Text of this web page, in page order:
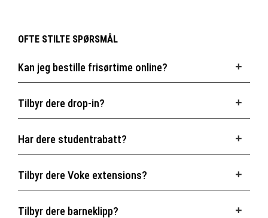
OFTE STILTE SPØRSMÅL
Kan jeg bestille frisørtime online?
Tilbyr dere drop-in?
Har dere studentrabatt?
Tilbyr dere Voke extensions?
Tilbyr dere barneklipp?